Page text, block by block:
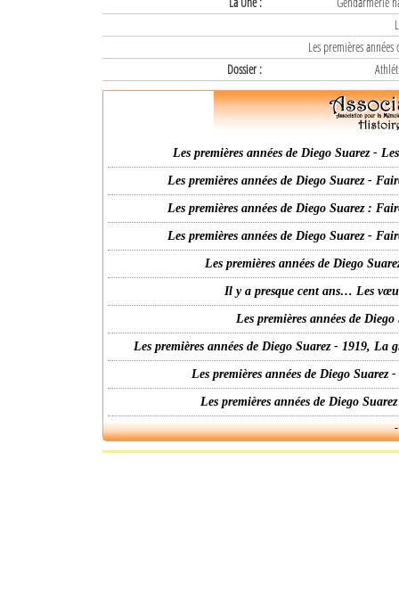
Les premières
Dossier :
Les premières années de Diego Suarez -
Les premières années de Diego Suarez -
Les premières années de Diego Suarez :
Les premières années de Diego Suarez -
Les premières années de Diego
Il y a presque cent ans… Les
Les premières années de
Les premières années de Diego Suarez - 1919,
Les premières années de Diego
Les premières années de Diego